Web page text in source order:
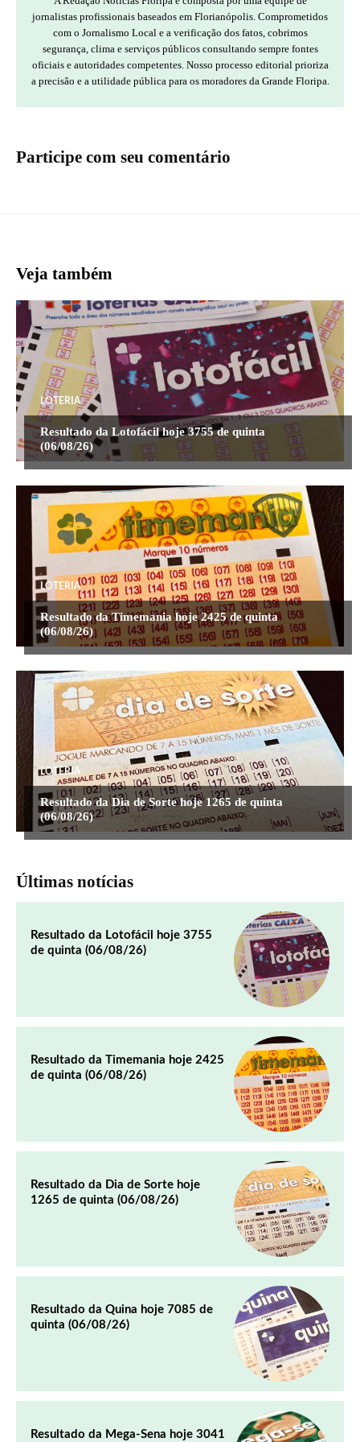
jornalistas profissionais baseados em Florianópolis. Comprometidos
com o Jornalismo Local e a verificação dos fatos, cobrimos
segurança, clima e serviços públicos consultando sempre fontes
oficiais e autoridades competentes. Nosso processo editorial prioriza
a precisão e a utilidade pública para os moradores da Grande Floripa.
Participe com seu comentário
Veja também
LOTERIA
Resultado da Lotofácil hoje 3755 de quinta
(06/08/26)
LOTERIA
Resultado da Timemania hoje 2425 de quinta
(06/08/26)
LOTERIA
Resultado da Dia de Sorte hoje 1265 de quinta
(06/08/26)
Últimas notícias
Resultado da Lotofácil hoje 3755
de quinta (06/08/26)
Resultado da Timemania hoje 2425
de quinta (06/08/26)
Resultado da Dia de Sorte hoje
1265 de quinta (06/08/26)
Resultado da Quina hoje 7085 de
quinta (06/08/26)
Resultado da Mega-Sena hoje 3041